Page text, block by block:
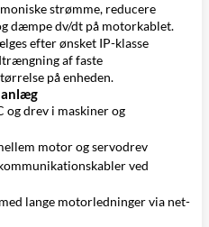
strømme, reducere
dæmpe dv/dt på motorkablet.
efter ønsket IP-klasse
af faste
på enheden.
anlæg
og drev i maskiner og
motor og servodrev
ved
lange motorledninger via net-